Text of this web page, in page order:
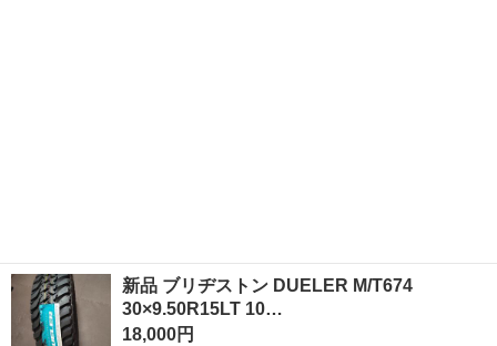
新品 ブリヂストン DUELER M/T674
30×9.50R15LT 10…
18,000円